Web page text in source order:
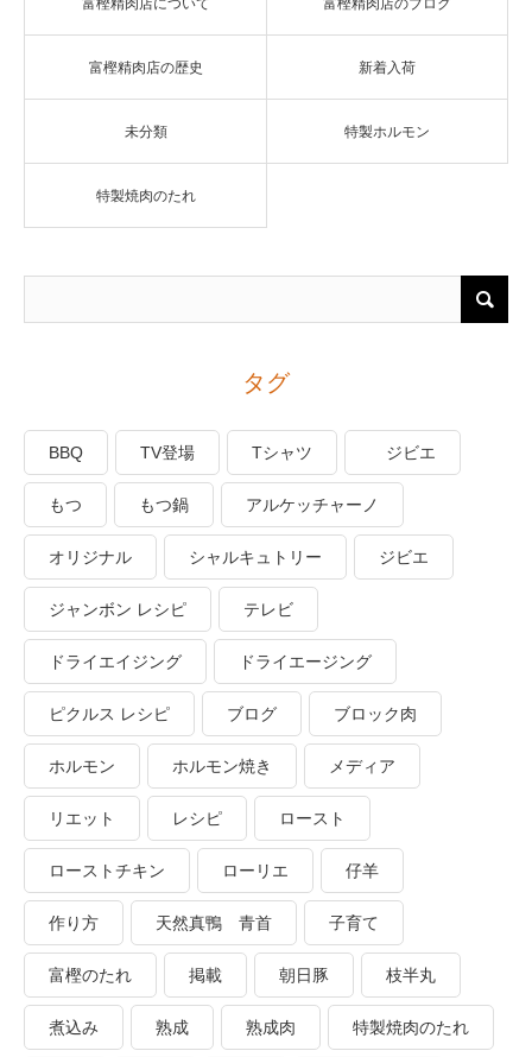
富樫精肉店の歴史 新着入荷
未分類 特製ホルモン
特製焼肉のたれ
タグ
BBQ TV登場 Tシャツ ジビエ
もつ もつ鍋 アルケッチャーノ
オリジナル シャルキュトリー ジビエ
ジャンボン レシピ テレビ
ドライエイジング ドライエージング
ピクルス レシピ ブログ ブロック肉
ホルモン ホルモン焼き メディア
リエット レシピ ロースト
ローストチキン ローリエ 仔羊
作り方 天然真鴨 青首 子育て
富樫のたれ 掲載 朝日豚 枝半丸
煮込み 熟成 熟成肉 特製焼肉のたれ